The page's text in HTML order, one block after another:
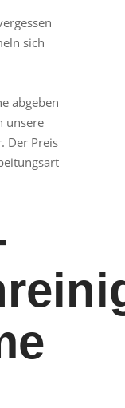
sich
abgeben
unsere
Der Preis